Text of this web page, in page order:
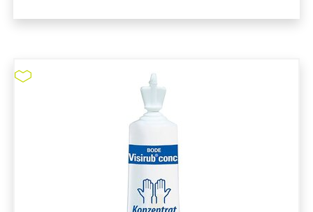
Sterillium Gel pure #9814513
pure11 Nr.: 1109241, Marke: Bode
Volumen in ml: 100 mL